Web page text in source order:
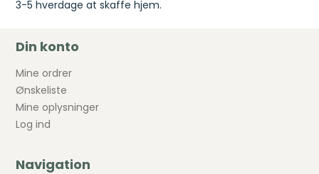
3-5 hverdage at skaffe hjem.
Din konto
Mine ordrer
Ønskeliste
Mine oplysninger
Log ind
Navigation